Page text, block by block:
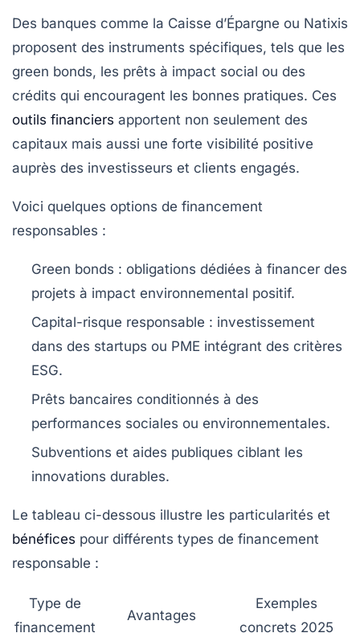
Des banques comme la Caisse d’Épargne ou Natixis
proposent des instruments spécifiques, tels que les
green bonds, les prêts à impact social ou des
crédits qui encouragent les bonnes pratiques. Ces
outils financiers apportent non seulement des
capitaux mais aussi une forte visibilité positive
auprès des investisseurs et clients engagés.
Voici quelques options de financement
responsables :
Green bonds : obligations dédiées à financer des
projets à impact environnemental positif.
Capital-risque responsable : investissement
dans des startups ou PME intégrant des critères
ESG.
Prêts bancaires conditionnés à des
performances sociales ou environnementales.
Subventions et aides publiques ciblant les
innovations durables.
Le tableau ci-dessous illustre les particularités et
bénéfices pour différents types de financement
responsable :
Type de
financement
Avantages
Exemples
concrets 2025